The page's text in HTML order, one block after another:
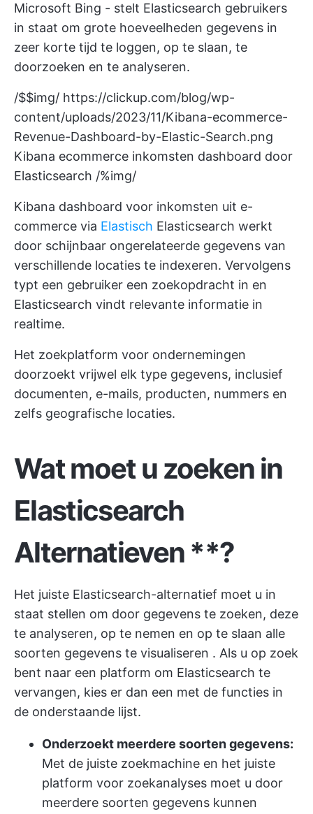
Microsoft Bing - stelt Elasticsearch gebruikers
in staat om grote hoeveelheden gegevens in
zeer korte tijd te loggen, op te slaan, te
doorzoeken en te analyseren.
/$$img/ https://clickup.com/blog/wp-
content/uploads/2023/11/Kibana-ecommerce-
Revenue-Dashboard-by-Elastic-Search.png
Kibana ecommerce inkomsten dashboard door
Elasticsearch /%img/
Kibana dashboard voor inkomsten uit e-
commerce via Elastisch Elasticsearch werkt
door schijnbaar ongerelateerde gegevens van
verschillende locaties te indexeren. Vervolgens
typt een gebruiker een zoekopdracht in en
Elasticsearch vindt relevante informatie in
realtime.
Het zoekplatform voor ondernemingen
doorzoekt vrijwel elk type gegevens, inclusief
documenten, e-mails, producten, nummers en
zelfs geografische locaties.
Wat moet u zoeken in
Elasticsearch
Alternatieven **?
Het juiste Elasticsearch-alternatief moet u in
staat stellen om door gegevens te zoeken, deze
te analyseren, op te nemen en op te slaan alle
soorten gegevens te visualiseren . Als u op zoek
bent naar een platform om Elasticsearch te
vervangen, kies er dan een met de functies in
de onderstaande lijst.
Onderzoekt meerdere soorten gegevens:
Met de juiste zoekmachine en het juiste
platform voor zoekanalyses moet u door
meerdere soorten gegevens kunnen